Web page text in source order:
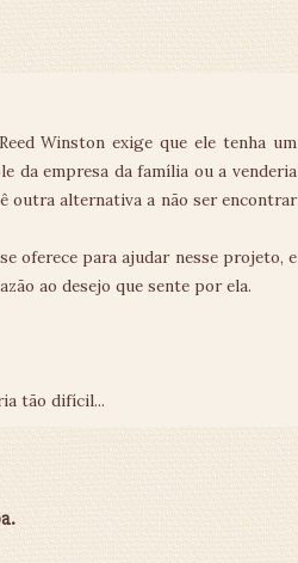
Winston exige que ele tenha um
da empresa da família ou a venderia
outra alternativa a não ser encontrar
oferece para ajudar nesse projeto, e
ao desejo que sente por ela.
tão difícil...